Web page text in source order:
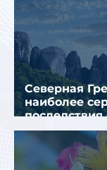
Северная
наиболее
турпотока